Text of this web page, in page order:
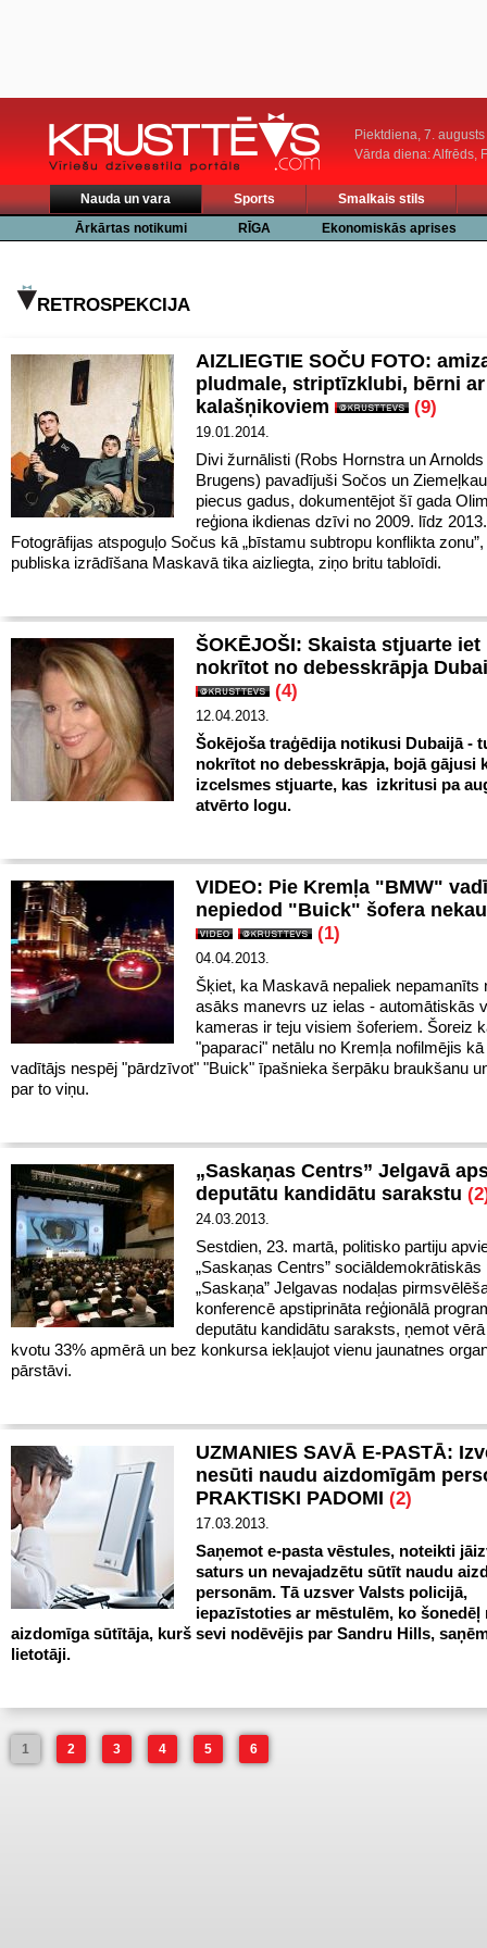
Piektdiena, 7. augusts
Vārda diena: Alfrēds,
Nauda un vara Sports
Smalkais stils
Ārkārtas notikumi
RĪGA Ekonomiskās aprises
RETROSPEKCIJA
AIZLIEGTIE SOČU FOTO:
pludmale, striptīzklubi, bērni ar
kalašņikoviem
(9)
19.01.2014.
Divi žurnālisti (Robs Hornstra un Arnolds
Brugens) pavadījuši Sočos un
piecus gadus, dokumentējot šī gada
reģiona ikdienas dzīvi no 2009. līdz
Fotogrāfijas atspoguļo Sočus kā „bīstamu subtropu konflikta
publiska izrādīšana Maskavā tika aizliegta, ziņo britu tabloīdi.
ŠOKĒJOŠI: Skaista stjuarte iet
nokrītot no debesskrāpja
(4)
12.04.2013.
Šokējoša traģēdija notikusi Dubaijā -
nokrītot no debesskrāpja, bojā gājusi
izcelsmes stjuarte, kas izkritusi pa
atvērto logu.
VIDEO: Pie Kremļa "BMW"
nepiedod "Buick" šofera
(1)
04.04.2013.
Šķiet, ka Maskavā nepaliek nepamanīts
asāks manevrs uz ielas - automātiskās
kameras ir teju visiem šoferiem. Šoreiz
"paparaci" netālu no Kremļa nofilmējis
vadītājs nespēj "pārdzīvot" "Buick" īpašnieka šerpāku braukšanu
par to viņu.
„Saskaņas Centrs” Jelgavā
deputātu kandidātu sarakstu
24.03.2013.
Sestdien, 23. martā, politisko partiju
„Saskaņas Centrs” sociāldemokrātiskās
„Saskaņa” Jelgavas nodaļas
konferencē apstiprināta reģionālā
deputātu kandidātu saraksts, ņemot
kvotu 33% apmērā un bez konkursa iekļaujot vienu jaunatnes
pārstāvi.
UZMANIES SAVĀ E-PASTĀ:
nesūti naudu aizdomīgām
PRAKTISKI PADOMI (2)
17.03.2013.
Saņemot e-pasta vēstules, noteikti
saturs un nevajadzētu sūtīt naudu
personām. Tā uzsver Valsts policijā,
iepazīstoties ar mēstulēm, ko šonedēļ
aizdomīga sūtītāja, kurš sevi nodēvējis par Sandru Hills,
lietotāji.
1 2 3 4 5 6